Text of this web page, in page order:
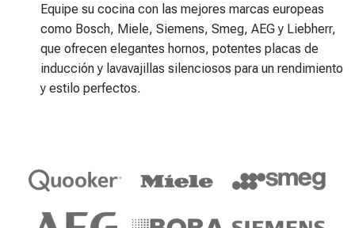
Equipe su cocina con las mejores marcas europeas
como Bosch, Miele, Siemens, Smeg, AEG y Liebherr,
que ofrecen elegantes hornos, potentes placas de
inducción y lavavajillas silenciosos para un rendimiento
y estilo perfectos.